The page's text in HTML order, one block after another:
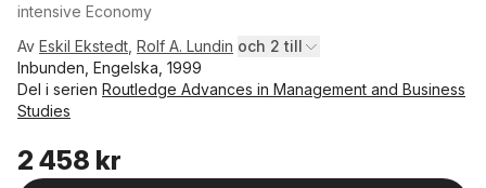
intensive Economy
Av Eskil Ekstedt Rolf A. Lundin och 2 till
Inbunden, Engelska, 1999
Del i serien Routledge Advances in Management and Business
Studies
2 458 kr